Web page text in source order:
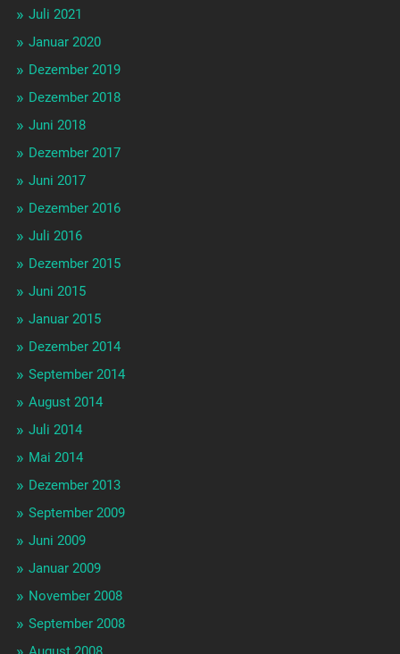
Juli 2021
Januar 2020
Dezember 2019
Dezember 2018
Juni 2018
Dezember 2017
Juni 2017
Dezember 2016
Juli 2016
Dezember 2015
Juni 2015
Januar 2015
Dezember 2014
September 2014
August 2014
Juli 2014
Mai 2014
Dezember 2013
September 2009
Juni 2009
Januar 2009
November 2008
September 2008